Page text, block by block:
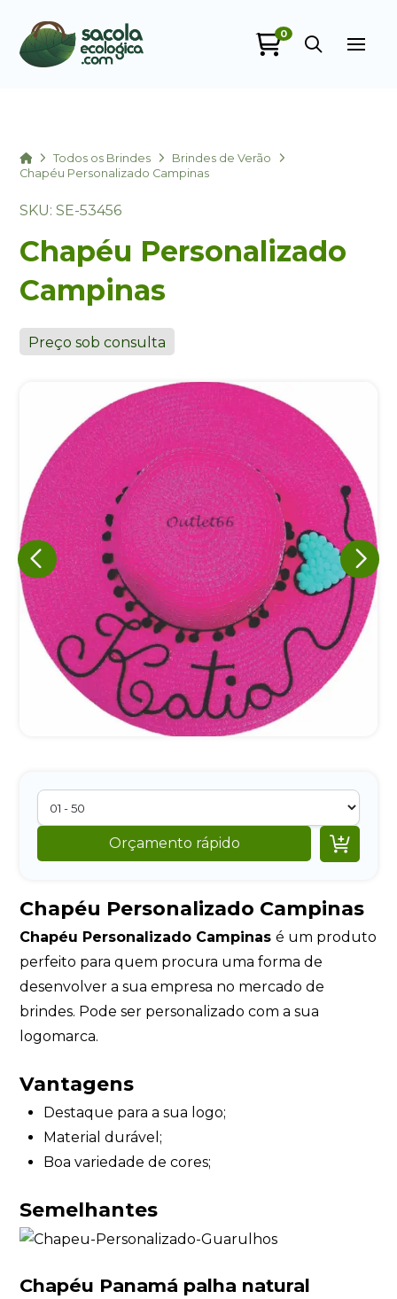
0
HomeTodos os Brindes
Brindes de Verão
Chapéu Personalizado Campinas
SKU: SE-53456
Chapéu Personalizado
Campinas
Preço sob consulta
Orçamento rápido 
Chapéu Personalizado Campinas
Chapéu Personalizado Campinasé um produto
perfeito para quem procura uma forma de
desenvolver a sua empresa no mercado de
brindes. Pode ser personalizado com a sua
logomarca.
Vantagens
Destaque para a sua logo;
Material durável;
Boa variedade de cores;
Semelhantes
Chapéu Panamá palha natural
Eu concordo em receber comunicações.
A nossa empresa está comprometida a proteger e respeitar
sua privacidade, utilizaremos seus dados apenas para fins
de marketing. Você pode alterar suas preferências a
qualquer momento.
Iniciar conversa